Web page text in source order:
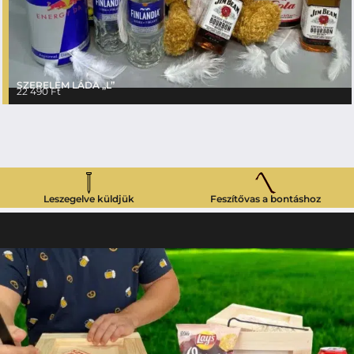
SZERELEM LÁDA „L”
22 490Ft
Leszegelve küldjük Feszítővas a bontáshoz